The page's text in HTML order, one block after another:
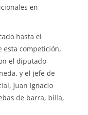
en
hasta el
esta competición,
el diputado
y el jefe de
Juan Ignacio
de barra, billa,